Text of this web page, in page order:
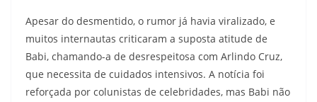
Apesar do desmentido, o rumor já havia viralizado, e
muitos internautas criticaram a suposta atitude de
Babi, chamando-a de desrespeitosa com Arlindo Cruz,
que necessita de cuidados intensivos. A notícia foi
reforçada por colunistas de celebridades, mas Babi não